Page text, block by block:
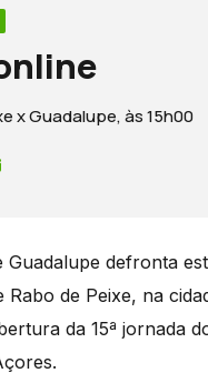
x Guadalupe, às 15h00
Guadalupe defronta
Rabo de Peixe, na
da 15ª jornada